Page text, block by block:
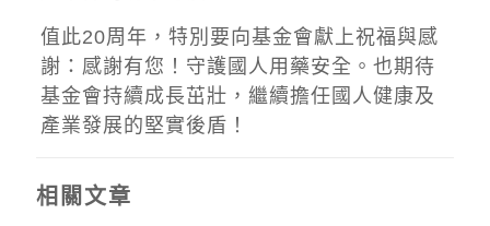
值此20周年，特別要向基金會獻上祝福與感
謝：感謝有您！守護國人用藥安全。也期待
基金會持續成長茁壯，繼續擔任國人健康及
產業發展的堅實後盾！
相關文章